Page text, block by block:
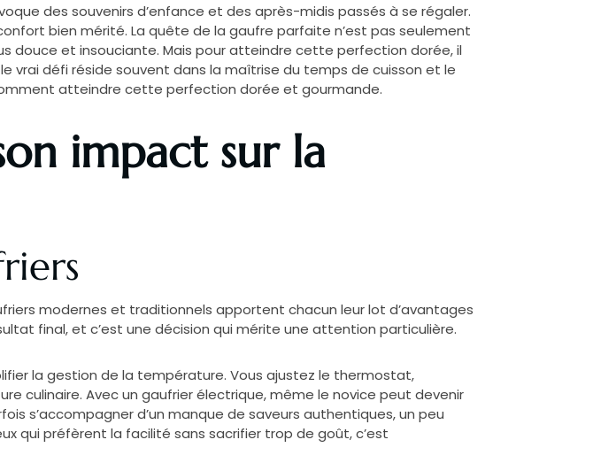
des souvenirs d’enfance et des après-midis passés à se régaler.
bien mérité. La quête de la gaufre parfaite n’est pas seulement
douce et insouciante. Mais pour atteindre cette perfection dorée, il
vrai défi réside souvent dans la maîtrise du temps de cuisson et le
atteindre cette perfection dorée et gourmande.
impact sur la
modernes et traditionnels apportent chacun leur lot d’avantages
final, et c’est une décision qui mérite une attention particulière.
la gestion de la température. Vous ajustez le thermostat,
culinaire. Avec un gaufrier électrique, même le novice peut devenir
s’accompagner d’un manque de saveurs authentiques, un peu
qui préfèrent la facilité sans sacrifier trop de goût, c’est